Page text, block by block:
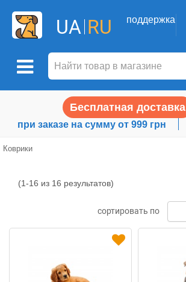
UA RU поддержка
Бесплатная доставка
при заказе на сумму от 999 грн
Коврики
Коврики
(1-16 из 16 результатов)
сортировать по